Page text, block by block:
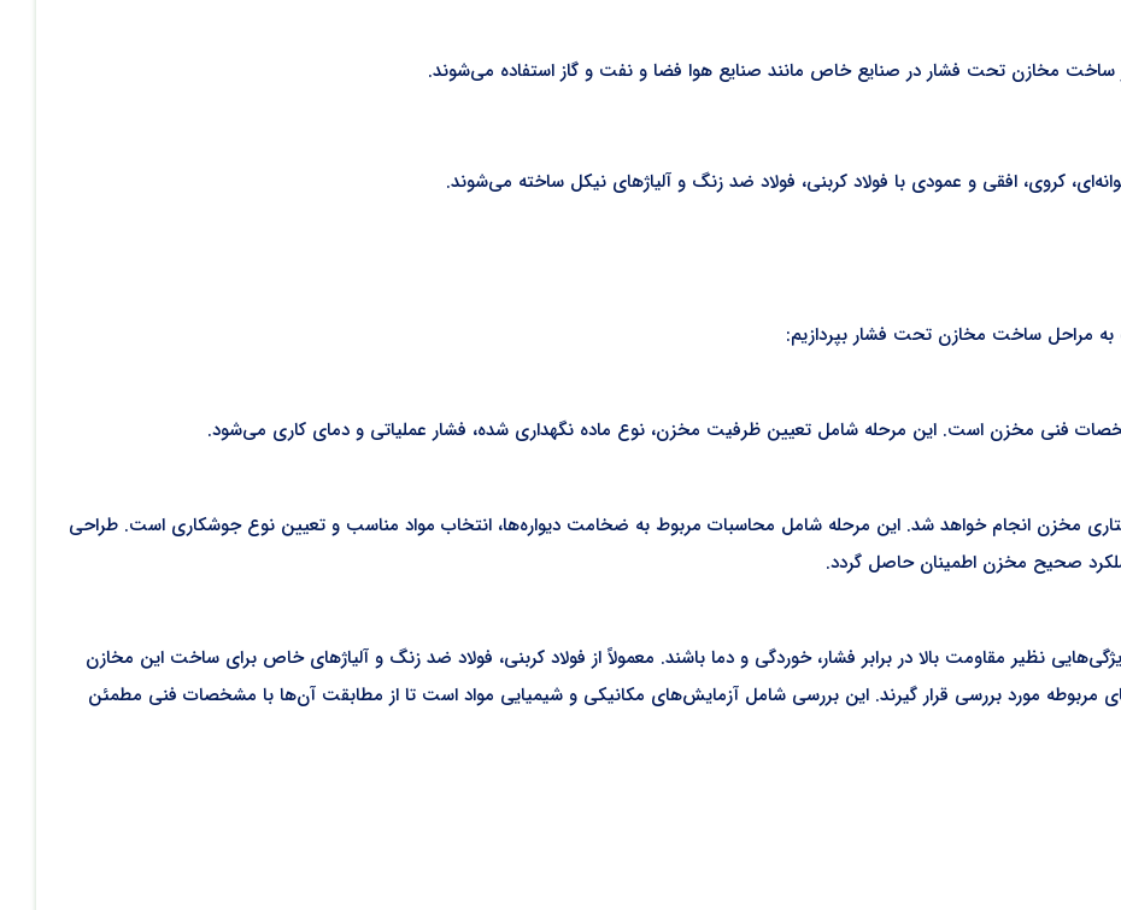
در ساخت مخازن تحت فشار در صنایع خاص مانند صنایع هوا فضا و نفت و گاز استفاده می‌شوند.
کروی، افقی و عمودی با فولاد کربنی، فولاد ضد زنگ و آلیاژهای نیکل ساخته می‌شوند.
به مراحل ساخت مخازن تحت فشار بپردازیم:
فنی مخزن است. این مرحله شامل تعیین ظرفیت مخزن، نوع ماده نگهداری شده، فشار عملیاتی و دمای کاری می‌شود.
مخزن انجام خواهد شد. این مرحله شامل محاسبات مربوط به ضخامت دیواره‌ها، انتخاب مواد مناسب و تعیین نوع جوشکاری است. طراحی
عملکرد صحیح مخزن اطمینان حاصل گردد.
نظیر مقاومت بالا در برابر فشار، خوردگی و دما باشند. معمولاً از فولاد کربنی، فولاد ضد زنگ و آلیاژهای خاص برای ساخت این مخازن
مربوطه مورد بررسی قرار گیرند. این بررسی شامل آزمایش‌های مکانیکی و شیمیایی مواد است تا از مطابقت آن‌ها با مشخصات فنی مطمئن